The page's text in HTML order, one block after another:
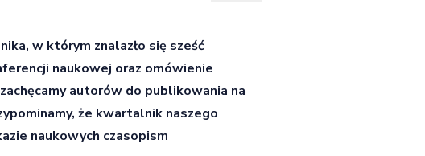
w którym znalazło się sześć
naukowej oraz omówienie
autorów do publikowania na
że kwartalnik naszego
naukowych czasopism